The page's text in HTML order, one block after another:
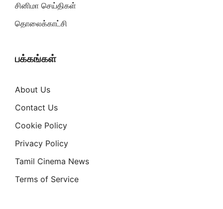
சினிமா செய்திகள்
தொலைக்காட்சி
பக்கங்கள்
About Us
Contact Us
Cookie Policy
Privacy Policy
Tamil Cinema News
Terms of Service